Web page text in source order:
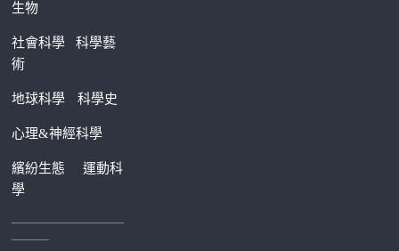
生物
社會科學科學藝
術
地球科學 科學史
心理&神經科學
繽紛生態運動科
學
—————————
———